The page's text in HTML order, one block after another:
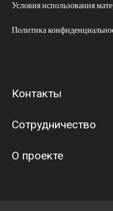
Условия использования
Политика
Контакты
Сотрудничество
О проекте